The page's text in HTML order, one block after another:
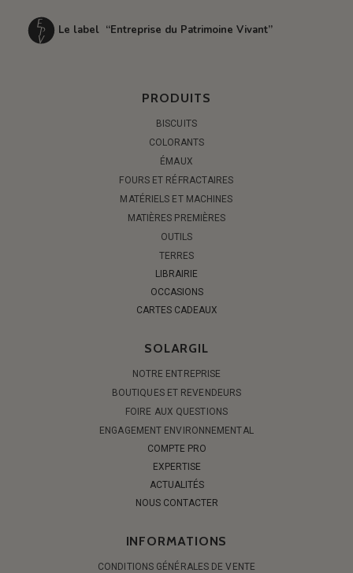
Le label “Entreprise du Patrimoine Vivant”
PRODUITS
BISCUITS
COLORANTS
ÉMAUX
FOURS ET RÉFRACTAIRES
MATÉRIELS ET MACHINES
MATIÈRES PREMIÈRES
OUTILS
TERRES
LIBRAIRIE
OCCASIONS
CARTES CADEAUX
SOLARGIL
NOTRE ENTREPRISE
BOUTIQUES ET REVENDEURS
FOIRE AUX QUESTIONS
ENGAGEMENT ENVIRONNEMENTAL
COMPTE PRO
EXPERTISE
ACTUALITÉS
NOUS CONTACTER
INFORMATIONS
CONDITIONS GÉNÉRALES DE VENTE